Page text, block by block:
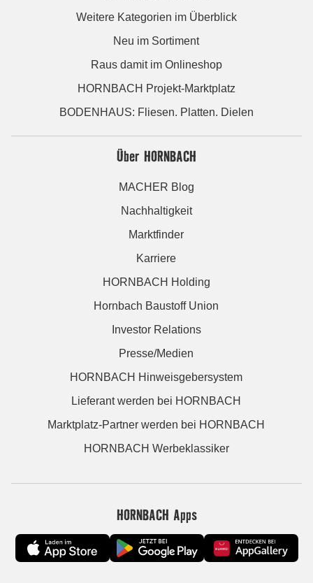
Weitere Kategorien im Überblick
Neu im Sortiment
Raus damit im Onlineshop
HORNBACH Projekt-Marktplatz
BODENHAUS: Fliesen. Platten. Dielen
Über HORNBACH
MACHER Blog
Nachhaltigkeit
Marktfinder
Karriere
HORNBACH Holding
Hornbach Baustoff Union
Investor Relations
Presse/Medien
HORNBACH Hinweisgebersystem
Lieferant werden bei HORNBACH
Marktplatz-Partner werden bei HORNBACH
HORNBACH Werbeklassiker
HORNBACH Apps